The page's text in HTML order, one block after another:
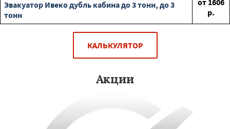
Эвакуатор Ивеко дубль кабина до 3 тонн, до 3
тонн
от 1606
р.
КАЛЬКУЛЯТОР
Акции